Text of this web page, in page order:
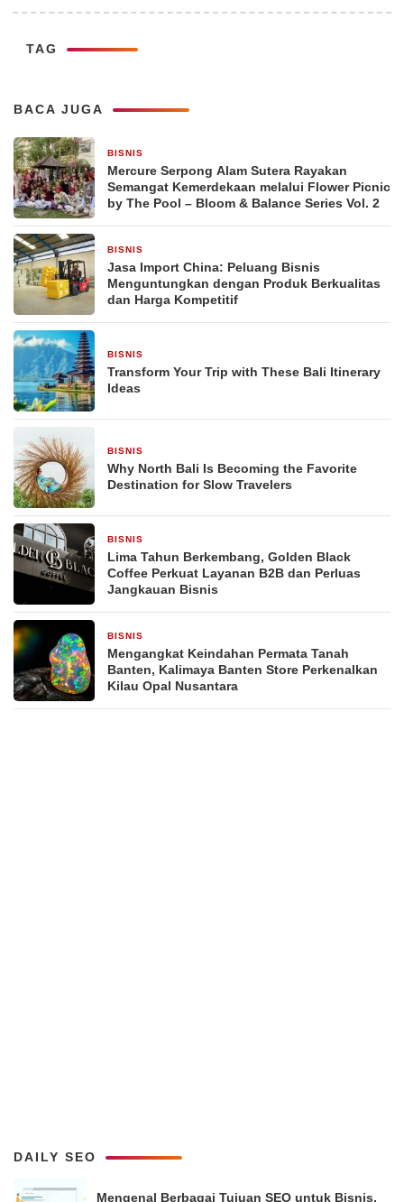
TAG
BACA JUGA
BISNIS
Mercure Serpong Alam Sutera Rayakan
Semangat Kemerdekaan melalui Flower Picnic
by The Pool – Bloom & Balance Series Vol. 2
BISNIS
Jasa Import China: Peluang Bisnis
Menguntungkan dengan Produk Berkualitas
dan Harga Kompetitif
BISNIS
Transform Your Trip with These Bali Itinerary
Ideas
BISNIS
Why North Bali Is Becoming the Favorite
Destination for Slow Travelers
BISNIS
Lima Tahun Berkembang, Golden Black
Coffee Perkuat Layanan B2B dan Perluas
Jangkauan Bisnis
BISNIS
Mengangkat Keindahan Permata Tanah
Banten, Kalimaya Banten Store Perkenalkan
Kilau Opal Nusantara
DAILY SEO
Mengenal Berbagai Tujuan SEO untuk Bisnis,